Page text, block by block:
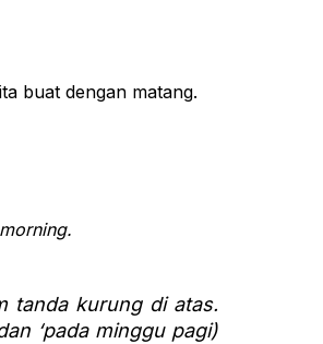
buat dengan matang.
tanda kurung di atas.
‘pada minggu pagi)